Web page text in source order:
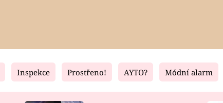
Fresh Living
Inspekce Prostřeno! AYTO? Módní alarm